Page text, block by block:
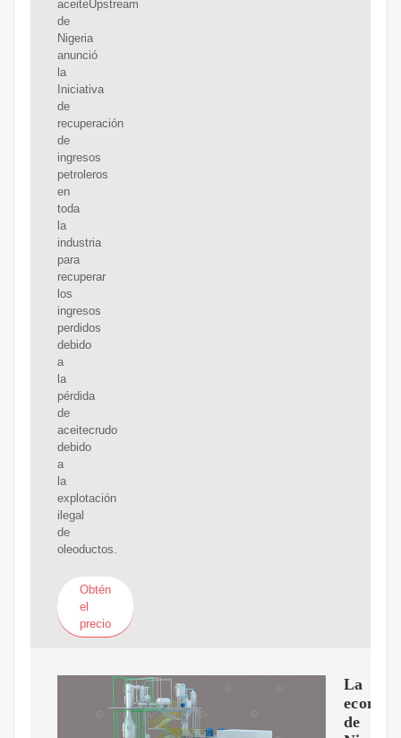
aceiteUpstream
de
Nigeria
anunció
la
Iniciativa
de
recuperación
de
ingresos
petroleros
en
toda
la
industria
para
recuperar
los
ingresos
perdidos
debido
a
la
pérdida
de
aceitecrudo
debido
a
la
explotación
ilegal
de
oleoductos.
Obtén
el
precio
La
de